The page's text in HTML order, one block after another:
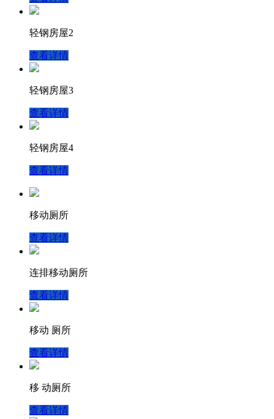
轻钢房屋2
查看详情
轻钢房屋3
查看详情
轻钢房屋4
查看详情
移动厕所
查看详情
连排移动厕所
查看详情
移动 厕所
查看详情
移 动厕所
查看详情